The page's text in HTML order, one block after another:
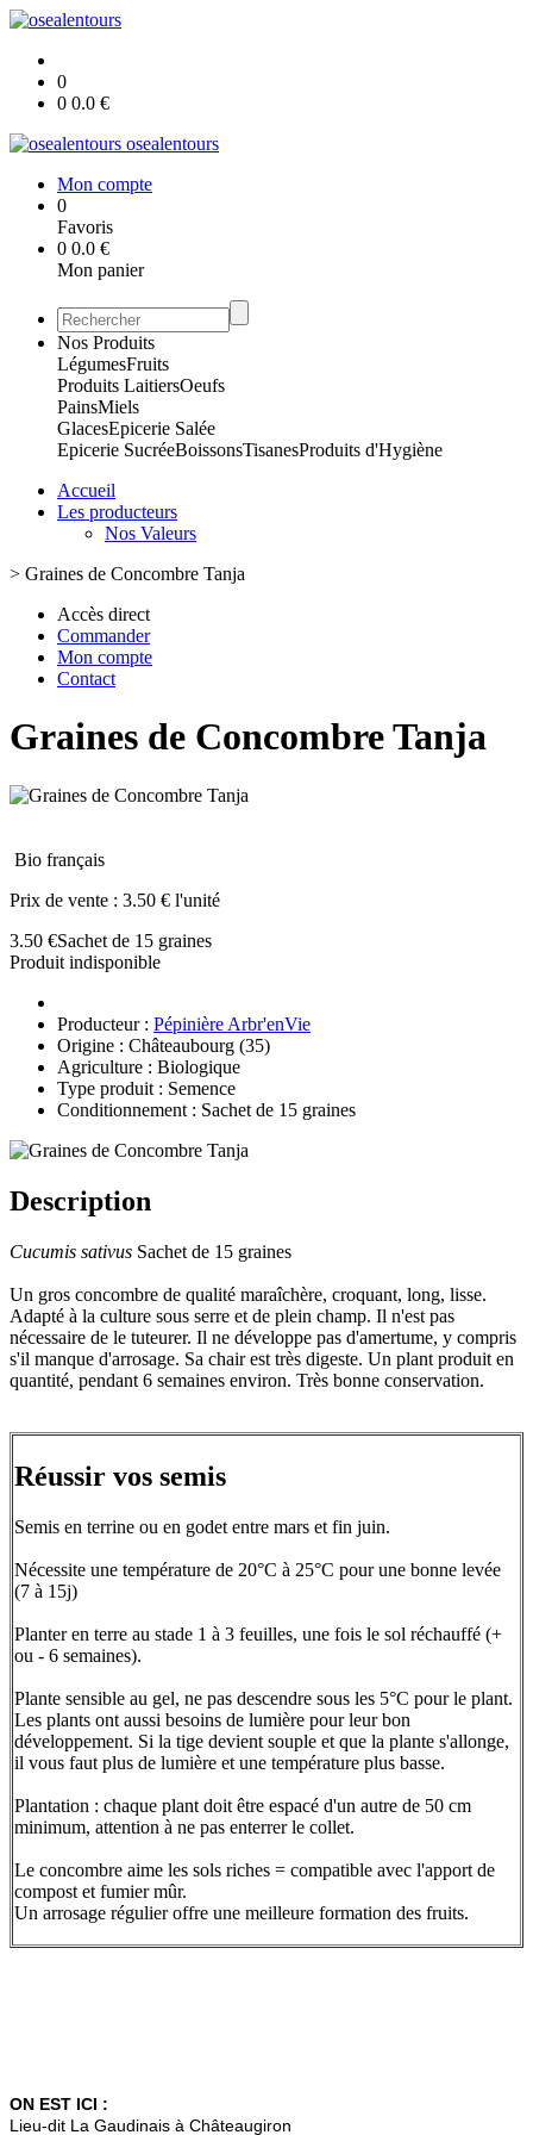
0
0 0.0 €
osealentours
Mon compte
0
Favoris
0 0.0 €
Mon panier
Nos Produits
LégumesFruits
Produits LaitiersOeufs
PainsMiels
GlacesEpicerie Salée
Epicerie SucréeBoissonsTisanesProduits d'Hygiène
Accueil
Les producteurs
Nos Valeurs
> Graines de Concombre Tanja
Accès direct
Commander
Mon compte
Contact
Graines de Concombre Tanja
Bio français
Prix de vente : 3.50 € l'unité
3.50 €Sachet de 15 graines
Produit indisponible
Producteur : Pépinière Arbr'enVie
Origine : Châteaubourg (35)
Agriculture : Biologique
Type produit : Semence
Conditionnement : Sachet de 15 graines
Description
Cucumis sativus Sachet de 15 graines
Un gros concombre de qualité maraîchère, croquant, long, lisse.
Adapté à la culture sous serre et de plein champ. Il n'est pas
nécessaire de le tuteurer. Il ne développe pas d'amertume, y compris
s'il manque d'arrosage. Sa chair est très digeste. Un plant produit en
quantité, pendant 6 semaines environ. Très bonne conservation.
Réussir vos semis
Semis en terrine ou en godet entre mars et fin juin.
Nécessite une température de 20°C à 25°C pour une bonne levée
(7 à 15j)
Planter en terre au stade 1 à 3 feuilles, une fois le sol réchauffé (+
ou - 6 semaines).
Plante sensible au gel, ne pas descendre sous les 5°C pour le plant.
Les plants ont aussi besoins de lumière pour leur bon
développement. Si la tige devient souple et que la plante s'allonge,
il vous faut plus de lumière et une température plus basse.
Plantation : chaque plant doit être espacé d'un autre de 50 cm
minimum, attention à ne pas enterrer le collet.
Le concombre aime les sols riches = compatible avec l'apport de
compost et fumier mûr.
Un arrosage régulier offre une meilleure formation des fruits.
ON EST ICI :
Lieu-dit La Gaudinais à Châteaugiron